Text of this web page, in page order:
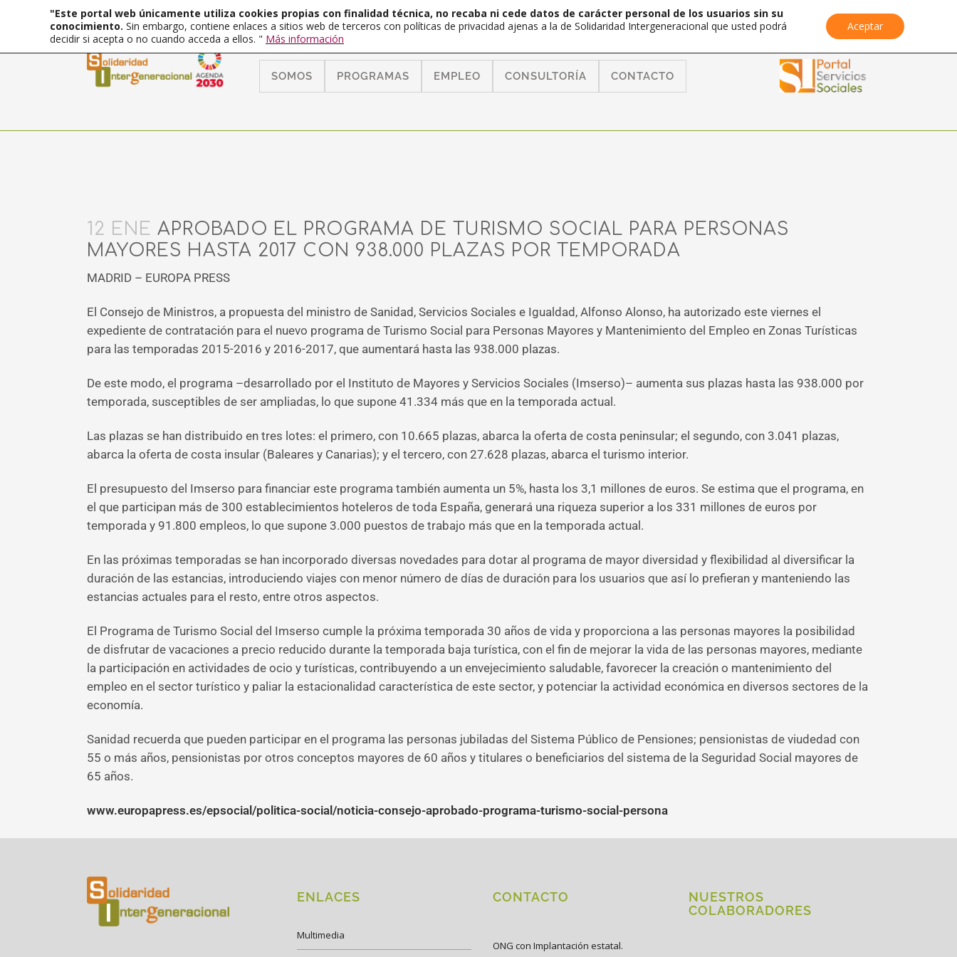
SOMOS PROGRAMAS EMPLEO CONSULTORÍA CONTACTO
12 ENE APROBADO EL PROGRAMA DE TURISMO SOCIAL PARA PERSONAS
MAYORES HASTA 2017 CON 938.000 PLAZAS POR TEMPORADA
MADRID – EUROPA PRESS
El Consejo de Ministros, a propuesta del ministro de Sanidad, Servicios Sociales e Igualdad, Alfonso Alonso, ha autorizado este viernes el
expediente de contratación para el nuevo programa de Turismo Social para Personas Mayores y Mantenimiento del Empleo en Zonas Turísticas
para las temporadas 2015-2016 y 2016-2017, que aumentará hasta las 938.000 plazas.
De este modo, el programa –desarrollado por el Instituto de Mayores y Servicios Sociales (Imserso)– aumenta sus plazas hasta las 938.000 por
temporada, susceptibles de ser ampliadas, lo que supone 41.334 más que en la temporada actual.
Las plazas se han distribuido en tres lotes: el primero, con 10.665 plazas, abarca la oferta de costa peninsular; el segundo, con 3.041 plazas,
abarca la oferta de costa insular (Baleares y Canarias); y el tercero, con 27.628 plazas, abarca el turismo interior.
El presupuesto del Imserso para financiar este programa también aumenta un 5%, hasta los 3,1 millones de euros. Se estima que el programa, en
el que participan más de 300 establecimientos hoteleros de toda España, generará una riqueza superior a los 331 millones de euros por
temporada y 91.800 empleos, lo que supone 3.000 puestos de trabajo más que en la temporada actual.
En las próximas temporadas se han incorporado diversas novedades para dotar al programa de mayor diversidad y flexibilidad al diversificar la
duración de las estancias, introduciendo viajes con menor número de días de duración para los usuarios que así lo prefieran y manteniendo las
estancias actuales para el resto, entre otros aspectos.
El Programa de Turismo Social del Imserso cumple la próxima temporada 30 años de vida y proporciona a las personas mayores la posibilidad
de disfrutar de vacaciones a precio reducido durante la temporada baja turística, con el fin de mejorar la vida de las personas mayores, mediante
la participación en actividades de ocio y turísticas, contribuyendo a un envejecimiento saludable, favorecer la creación o mantenimiento del
empleo en el sector turístico y paliar la estacionalidad característica de este sector, y potenciar la actividad económica en diversos sectores de la
economía.
Sanidad recuerda que pueden participar en el programa las personas jubiladas del Sistema Público de Pensiones; pensionistas de viudedad con
55 o más años, pensionistas por otros conceptos mayores de 60 años y titulares o beneficiarios del sistema de la Seguridad Social mayores de
65 años.
www.europapress.es/epsocial/politica-social/noticia-consejo-aprobado-programa-turismo-social-persona
ENLACES
Multimedia
CONTACTO
ONG con Implantación estatal.
NUESTROS
COLABORADORES
"Este portal web únicamente utiliza cookies propias con finalidad técnica, no recaba ni cede datos de carácter personal de los usuarios sin su
conocimiento. Sin embargo, contiene enlaces a sitios web de terceros con políticas de privacidad ajenas a la de Solidaridad Intergeneracional que usted podrá
decidir si acepta o no cuando acceda a ellos. " Más información
Aceptar